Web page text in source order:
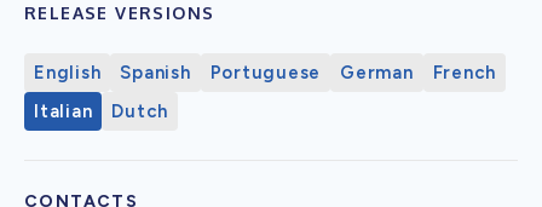
RELEASE VERSIONS
English Spanish Portuguese German
French
Italian
Dutch
CONTACTS